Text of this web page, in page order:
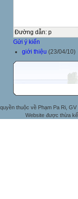
Đường dẫn: p
Gửi ý kiến
giới thiệu (23/04/10)
thuộc về Phạm Pa Ri,
Website được thừa